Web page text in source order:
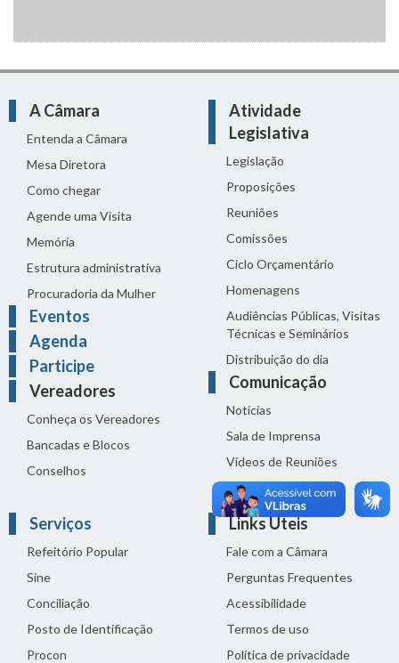
A Câmara
Entenda a Câmara
Mesa Diretora
Como chegar
Agende uma Visita
Memória
Estrutura administrativa
Procuradoria da Mulher
Eventos
Agenda
Participe
Vereadores
Conheça os Vereadores
Bancadas e Blocos
Conselhos
Atividade
Legislativa
Legislação
Proposições
Reuniões
Comissões
Ciclo Orçamentário
Homenagens
Audiências Públicas, Visitas
Técnicas e Seminários
Distribuição do dia
Comunicação
Notícias
Sala de Imprensa
Vídeos de Reuniões
Solenidades
Serviços
Refeitório Popular
Sine
Conciliação
Posto de Identificação
Procon
Links Úteis
Fale com a Câmara
Perguntas Frequentes
Acessibilidade
Termos de uso
Política de privacidade